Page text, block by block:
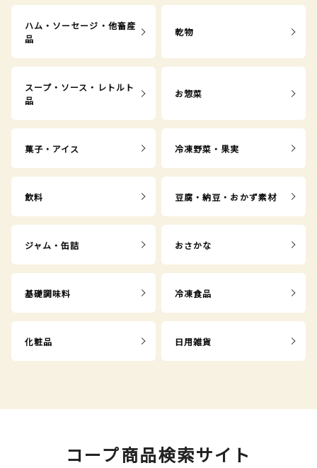
ハム・ソーセージ・他畜産
品
乾物
スープ・ソース・レトルト
品
お惣菜
菓子・アイス 冷凍野菜・果実
飲料 豆腐・納豆・おかず素材
ジャム・缶詰 おさかな
基礎調味料 冷凍食品
化粧品 日用雑貨
コープ商品検索サイト